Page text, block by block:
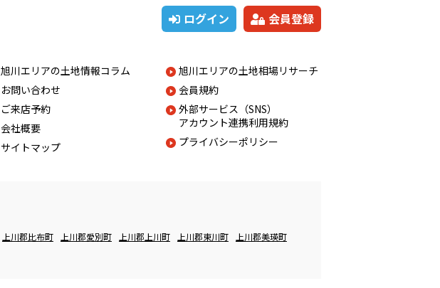
ログイン 会員登録
旭川エリアの土地情報コラム
お問い合わせ
ご来店予約
会社概要
サイトマップ
旭川エリアの土地相場リサーチ
会員規約
外部サービス（SNS）
アカウント連携利用規約
プライバシーポリシー
上川郡比布町 上川郡愛別町 上川郡上川町 上川郡東川町
上川郡美瑛町